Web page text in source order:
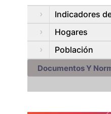
Indicadores
Hogares
Población
Documentos Y